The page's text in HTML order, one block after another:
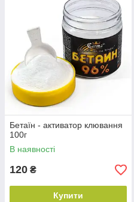
Бетаїн - активатор клювання
100г
В наявності
120 ₴
Купити